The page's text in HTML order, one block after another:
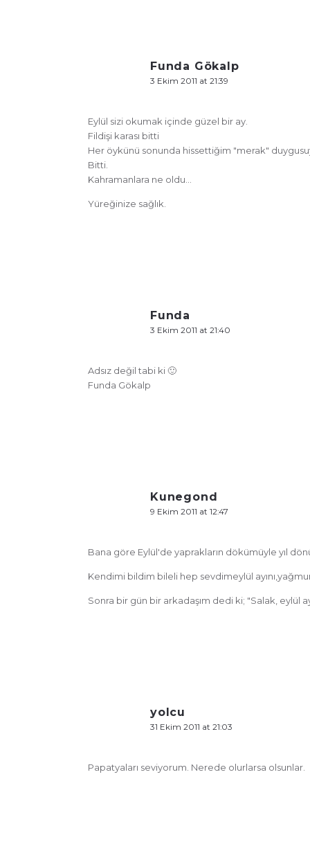
Funda Gökalp
3 Ekim 2011 at 21:39
Eylül sizi okumak içinde güzel bir ay.
Fildişi karası bitti
Her öykünü sonunda hissettiğim "merak"
Bitti.
Kahramanlara ne oldu…
Yüreğinize sağlık.
Funda
3 Ekim 2011 at 21:40
Adsız değil tabi ki 🙂
Funda Gökalp
Kunegond
9 Ekim 2011 at 12:47
Bana göre Eylül'de yaprakların dökümüyle yıl
Kendimi bildim bileli hep sevdimeylül
Sonra bir gün bir arkadaşım dedi ki; "Salak, eylül
yolcu
31 Ekim 2011 at 21:03
Papatyaları seviyorum. Nerede olurlarsa olsunlar.